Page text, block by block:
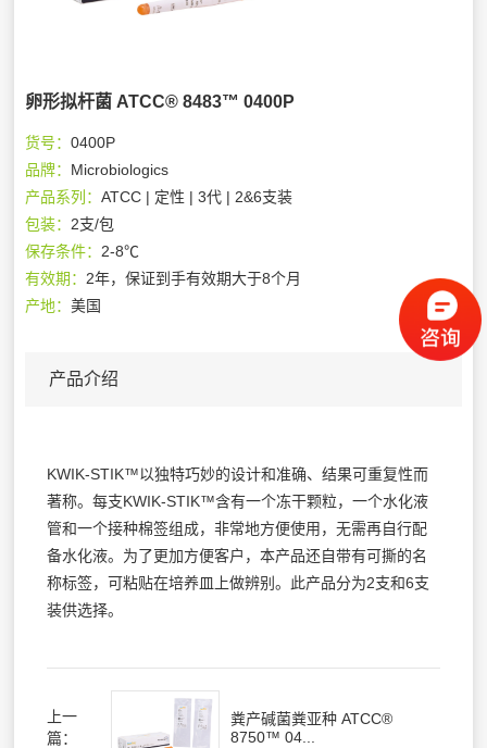
卵形拟杆菌 ATCC® 8483™ 0400P
货号：0400P
品牌： Microbiologics
产品系列：ATCC | 定性 | 3代 | 2&6支装
包装： 2支/包
保存条件： 2-8℃
有效期： 2年，保证到手有效期大于8个月
产地：美国
产品介绍
KWIK-STIK™以独特巧妙的设计和准确、结果可重复性而
著称。每支KWIK-STIK™含有一个冻干颗粒，一个水化液
管和一个接种棉签组成，非常地方便使用，无需再自行配
备水化液。为了更加方便客户，本产品还自带有可撕的名
称标签，可粘贴在培养皿上做辨别。此产品分为2支和6支
装供选择。
上一
篇：
粪产碱菌粪亚种 ATCC®
8750™ 04...